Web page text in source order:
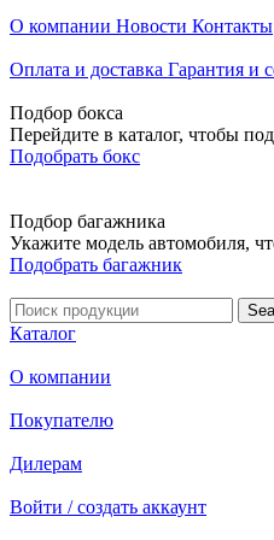
О компании Новости Контакты
Оплата и доставка Гарантия и
Подбор бокса
Перейдите в каталог, чтобы
Подобрать бокс
Подбор багажника
Укажите модель автомобиля,
Подобрать багажник
Каталог
О компании
Покупателю
Дилерам
Войти / создать аккаунт